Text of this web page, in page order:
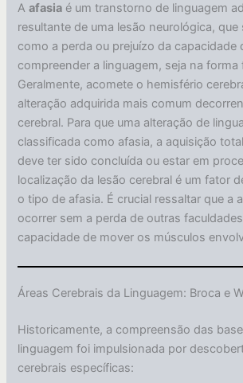
Aafasia é um transtorno de linguagem
resultante de uma lesão neurológica, que
como a perda ou prejuízo da capacidade
compreender a linguagem, seja na forma
Geralmente, acomete o hemisfério
alteração adquirida mais comum
cerebral. Para que uma alteração de
classificada como afasia, a aquisição
deve ter sido concluída ou estar em
localização da lesão cerebral é um fator
o tipo de afasia. É crucial ressaltar que a
ocorrer sem a perda de outras
capacidade de mover os músculos
Áreas Cerebrais da Linguagem: Broca e
Historicamente, a compreensão das
linguagem foi impulsionada por
cerebrais específicas: